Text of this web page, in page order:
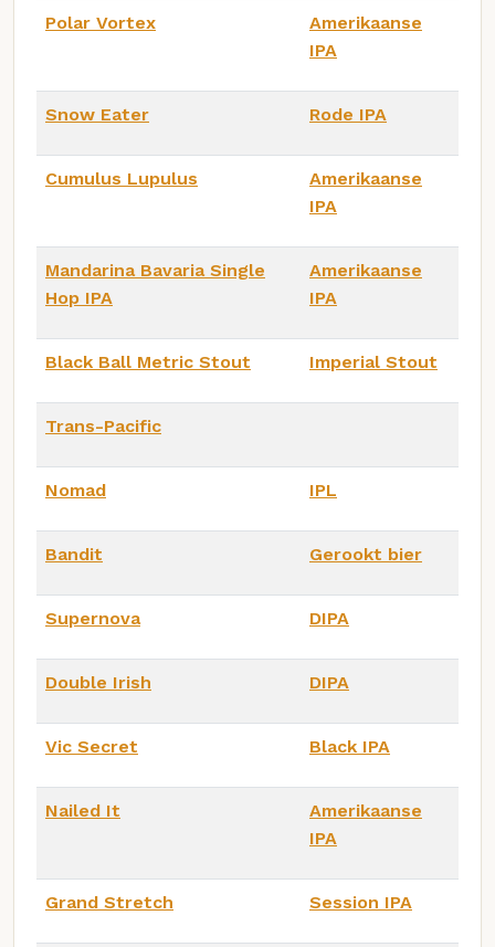
Polar Vortex
Amerikaanse
IPA
Snow Eater Rode IPA
Cumulus Lupulus
Amerikaanse
IPA
Mandarina Bavaria Single
Hop IPA
Amerikaanse
IPA
Black Ball Metric Stout Imperial Stout
Trans-Pacific
Nomad IPL
Bandit Gerookt bier
Supernova DIPA
Double Irish DIPA
Vic Secret Black IPA
Nailed It
Amerikaanse
IPA
Grand Stretch Session IPA